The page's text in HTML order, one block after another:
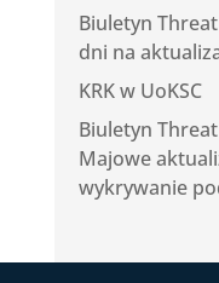
Biuletyn
dni na
KRK w UoKSC
Biuletyn
Majowe
wykrywanie